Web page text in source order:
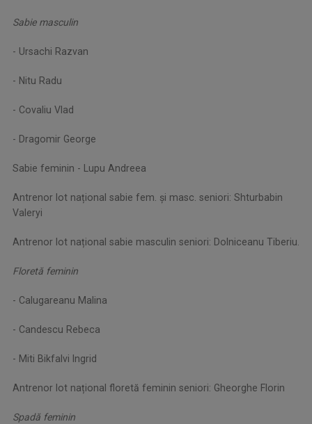
Sabie masculin
- Ursachi Razvan
- Nitu Radu
- Covaliu Vlad
- Dragomir George
Sabie feminin - Lupu Andreea
Antrenor lot național sabie fem. și masc. seniori: Shturbabin
Valeryi
Antrenor lot național sabie masculin seniori: Dolniceanu Tiberiu.
Floretă feminin
- Calugareanu Malina
- Candescu Rebeca
- Miti Bikfalvi Ingrid
Antrenor lot național floretă feminin seniori: Gheorghe Florin
Spadă feminin